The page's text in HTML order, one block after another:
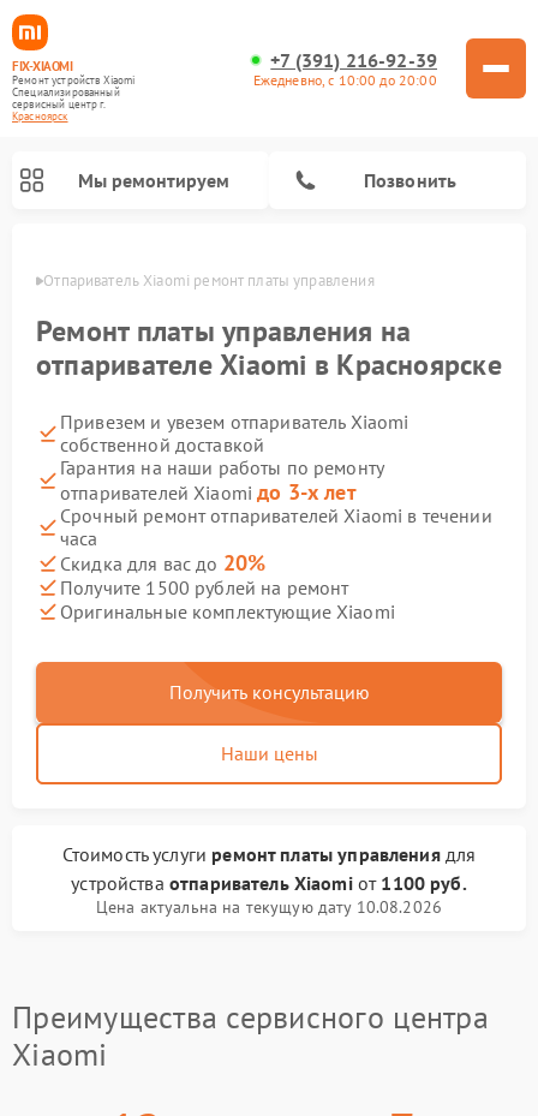
FIX-XIAOMI
Ремонт устройств Xiaomi
Специализированный
cервисный центр г.
Красноярск
+7 (391) 216-92-39
Ежедневно, с 10:00 до 20:00
Мы ремонтируем Позвонить
Отпариватель Xiaomi ремонт платы управления
Ремонт платы управления на
отпаривателе Xiaomi в Красноярске
Привезем и увезем отпариватель Xiaomi
собственной доставкой
Гарантия на наши работы по ремонту
отпаривателей Xiaomiдо 3-х лет
Срочный ремонт отпаривателей Xiaomi в течении
часа
Скидка для вас до 20%
Получите 1500 рублей на ремонт
Оригинальные комплектующие Xiaomi
Получить консультацию
Наши цены
Стоимость услуги ремонт платы управлениядля
устройства отпариватель Xiaomiот 1100 руб.
Цена актуальна на текущую дату 10.08.2026
Преимущества сервисного центра
Xiaomi